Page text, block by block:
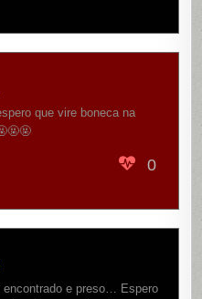
que vire boneca na
0
encontrado e preso… Espero